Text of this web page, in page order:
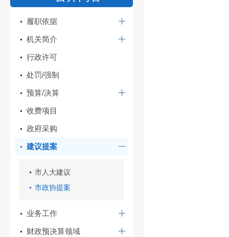
履职依据
机关简介
行政许可
处罚/强制
预算/决算
收费项目
政府采购
建议提案
市人大建议
市政协提案
业务工作
财政预决算领域